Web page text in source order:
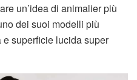
un’idea di animalier più
dei suoi modelli più
superficie lucida super